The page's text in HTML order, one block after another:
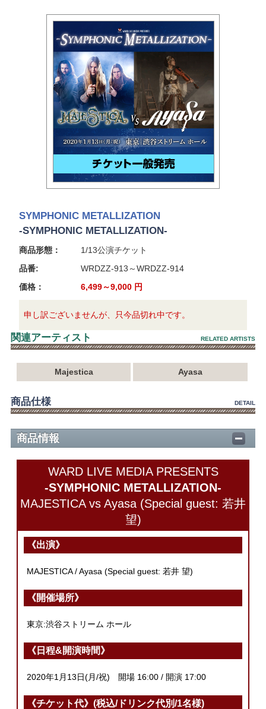
SYMPHONIC METALLIZATION
-SYMPHONIC METALLIZATION-
商品形態：
1/13公演チケット
品番:
WRDZZ-913～WRDZZ-914
価格：
6,499～9,000 円
申し訳ございませんが、只今品切れ中です。
関連アーティスト RELATED ARTISTS
Majestica Ayasa
商品仕様 DETAIL
商品情報
WARD LIVE MEDIA PRESENTS
-SYMPHONIC METALLIZATION-
MAJESTICA vs Ayasa (Special guest: 若井
望)
《出演》
MAJESTICA / Ayasa (Special guest: 若井 望)
《開催場所》
東京:渋谷ストリーム ホール
《日程&開演時間》
2020年1月13日(月/祝) 開場 16:00 / 開演 17:00
《チケット代》(税込/ドリンク代別/1名様)